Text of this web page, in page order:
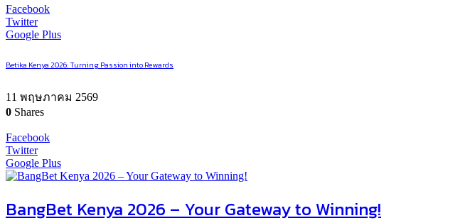
Facebook
Twitter
Google Plus
Betika Kenya 2026: Turning Passion into Rewards
11 พฤษภาคม 2569
0 Shares
Facebook
Twitter
Google Plus
BangBet Kenya 2026 – Your Gateway to Winning!